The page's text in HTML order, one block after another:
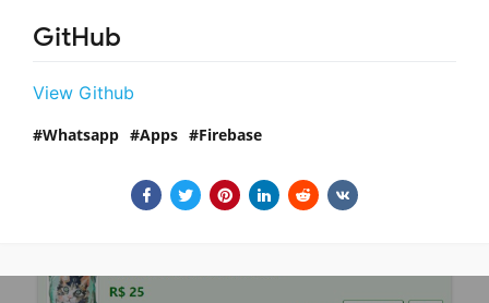
GitHub
View Github
Whatsapp Apps Firebase